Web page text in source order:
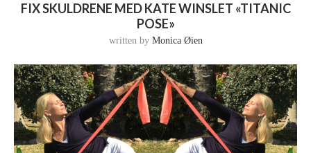
FIX SKULDRENE MED KATE WINSLET «TITANIC
POSE»
written by Monica Øien